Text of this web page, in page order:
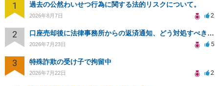
1 過去の公然わいせつ行為に関する法的リスクについて。
2026年8月7日 2
2 口座売却後に法律事務所からの返済通知、どう対処すべきか？
2026年7月23日 5
3 特殊詐欺の受け子で拘留中
2026年7月22日 2